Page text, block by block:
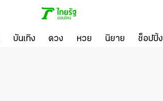
บันเทิง ดวง หวย นิยาย ช็อปปิ้ง